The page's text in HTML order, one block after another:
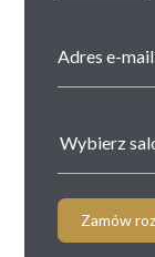
Wybierz
Zamów